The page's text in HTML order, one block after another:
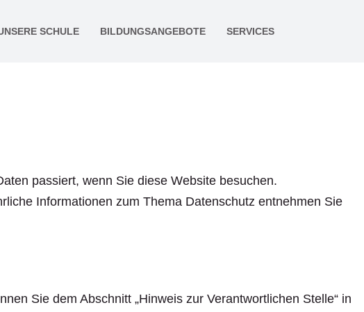
SCHULE BILDUNGSANGEBOTE SERVICES
passiert, wenn Sie diese Website besuchen.
Informationen zum Thema Datenschutz entnehmen Sie
Sie dem Abschnitt „Hinweis zur Verantwortlichen Stelle“ in